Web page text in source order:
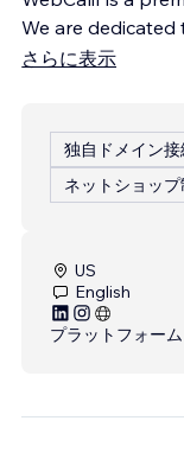
We are
さらに表示
独自ドメイン接
ネットショッ
US
English
プラットフォーム